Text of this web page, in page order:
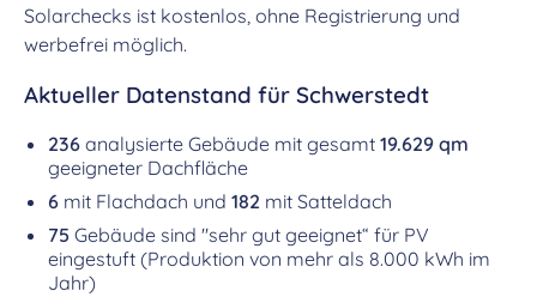
Solarchecks ist kostenlos, ohne Registrierung und
werbefrei möglich.
Aktueller Datenstand für Schwerstedt
236 analysierte Gebäude mit gesamt 19.629 qm
geeigneter Dachfläche
6 mit Flachdach und 182 mit Satteldach
75 Gebäude sind "sehr gut geeignet“ für PV
eingestuft (Produktion von mehr als 8.000 kWh im
Jahr)